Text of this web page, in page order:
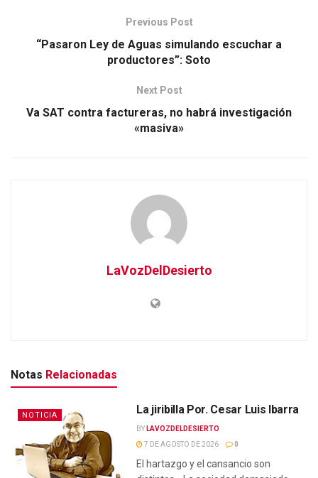
Previous Post
“Pasaron Ley de Aguas simulando escuchar a
productores”: Soto
Next Post
Va SAT contra factureras, no habrá investigación
«masiva»
LaVozDelDesierto
Notas Relacionadas
NOTICIA La jiribilla Por. Cesar Luis Ibarra
BY LAVOZDELDESIERTO
7 DE AGOSTO DE 2026
0
El hartazgo y el cansancio son